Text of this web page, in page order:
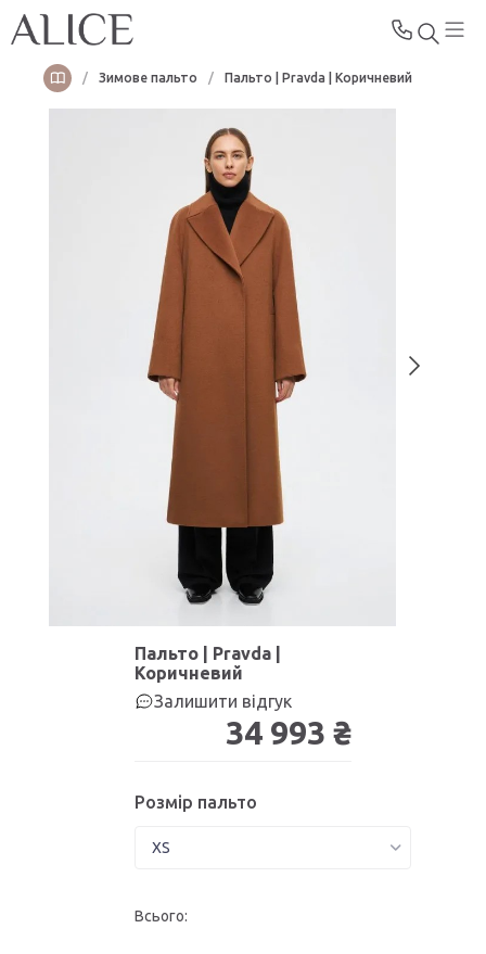
/ Зимове пальто / Пальто | Pravda | Коричневий
Пальто | Pravda |
Коричневий
Залишити відгук
34 993 ₴
Розмір пальто
Всього: